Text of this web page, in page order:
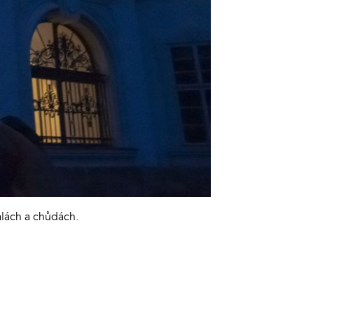
a chůdách.